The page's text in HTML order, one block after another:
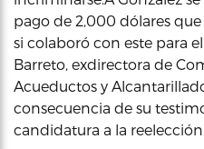
pago de 2,000 dólares
si colaboró con este para
Barreto, exdirectora de
Acueductos y
consecuencia de su
candidatura a la reelección.